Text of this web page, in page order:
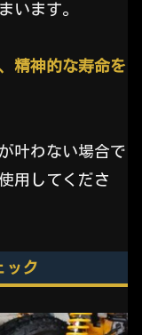
います。
精神的な寿命を
叶わない場合で
用してくださ
ック